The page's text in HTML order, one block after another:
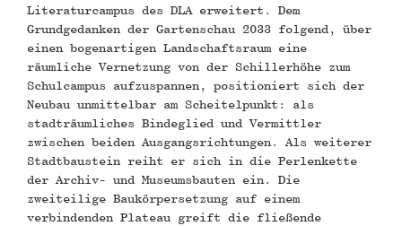
Literaturcampus des DLA erweitert. Dem
Grundgedanken der Gartenschau 2033 folgend, über
einen bogenartigen Landschaftsraum eine
räumliche Vernetzung von der Schillerhöhe zum
Schulcampus aufzuspannen, positioniert sich der
Neubau unmittelbar am Scheitelpunkt: als
stadträumliches Bindeglied und Vermittler
zwischen beiden Ausgangsrichtungen. Als weiterer
Stadtbaustein reiht er sich in die Perlenkette
der Archiv- und Museumsbauten ein. Die
zweiteilige Baukörpersetzung auf einem
verbindenden Plateau greift die fließende